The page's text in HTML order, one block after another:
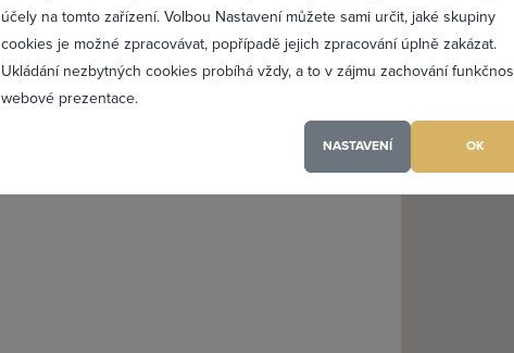
účely na tomto zařízení. Volbou Nastavení můžete sami určit, jaké skupiny
cookies je možné zpracovávat, popřípadě jejich zpracování úplně zakázat.
Ukládání nezbytných cookies probíhá vždy, a to v zájmu zachování
webové prezentace.
NASTAVENÍ OK
Vždy aktuální